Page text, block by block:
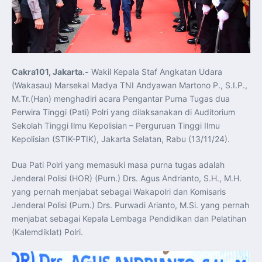
Koordinasi Jaga Stabilitas Keuangan dan Kepercayaan
Pasar
Presiden Prabowo Perkuat Sinergi Perguruan Tinggi dan
PT PAL untuk Majukan Industri Perkapalan Nasional
KASAL dan Panglima Armada Pasifik Rusia Resmi Buka
Latma ORRUDA 2026
T-50i Golden Eagle TNI AU Meriahkan Pitch Black Mindil
Indonesia dan Turki Sepakati Joint Action Plan 2026–
2027, Perkuat Pasar Kerja Inklusif hingga Transformasi
Balai Vokasi
TNI AU Tingkatkan Kemampuan Personel melalui
Pelatihan Signal Radio untuk Misi Pertahanan Udara dan
Radar
Menkeu Purbaya Instruksikan Penyelarasan Aturan KEK
untuk Perkuat Daya Saing Industri Dalam Negeri
Mentan Amran Pacu Produksi Gula Nasional, Target
Menlu Sugiono Tekankan Inovasi sebagai Kunci
Penguatan Kerja Sama Konkret ASEAN Plus Three
Latma ORRUDA 2026 di Vladivostok Perkuat Diplomasi
Maritim TNI AL dan Rusia
Latihan DACT di Exercise Pitch Black 2026 Tingkatkan
Kesiapan Tempur Penerbang TNI AU
Menlu Sugiono: “Kekuatan Ekonomi ASEAN-RRT Harus
Menjadi Penopang Stabilitas Kawasan”
ASEAN dan Amerika Serikat Perkuat Kemitraan untuk
Presiden Prabowo Terima Direktur FBI, Indonesia dan AS
Cakra101, Jakarta.- Wakil Kepala Staf Angkatan Udara
(Wakasau) Marsekal Madya TNI Andyawan Martono P., S.I.P.,
M.Tr.(Han) menghadiri acara Pengantar Purna Tugas dua
Perwira Tinggi (Pati) Polri yang dilaksanakan di Auditorium
Sekolah Tinggi Ilmu Kepolisian – Perguruan Tinggi Ilmu
Kepolisian (STIK-PTIK), Jakarta Selatan, Rabu (13/11/24).
Dua Pati Polri yang memasuki masa purna tugas adalah
Jenderal Polisi (HOR) (Purn.) Drs. Agus Andrianto, S.H., M.H.
yang pernah menjabat sebagai Wakapolri dan Komisaris
Jenderal Polisi (Purn.) Drs. Purwadi Arianto, M.Si. yang pernah
menjabat sebagai Kepala Lembaga Pendidikan dan Pelatihan
(Kalemdiklat) Polri.